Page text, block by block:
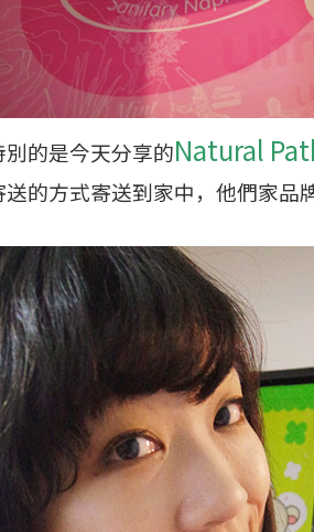
的是今天分享的Natural
的方式寄送到家中，他們家品